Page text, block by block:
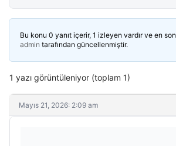
Bu konu 0 yanıt içerir, 1 izleyen vardır ve en son
admin tarafından güncellenmiştir.
1 yazı görüntüleniyor (toplam 1)
Mayıs 21, 2026: 2:09 am